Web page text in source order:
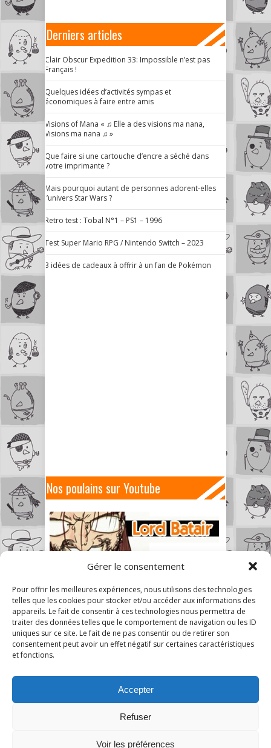
Gérer le consentement
Pour offrir les meilleures expériences, nous utilisons des technologies
telles que les cookies pour stocker et/ou accéder aux informations des
appareils. Le fait de consentir à ces technologies nous permettra de
traiter des données telles que le comportement de navigation ou les ID
uniques sur ce site. Le fait de ne pas consentir ou de retirer son
consentement peut avoir un effet négatif sur certaines caractéristiques
et fonctions.
Accepter
Refuser
Voir les préférences
Derniers articles
Clair Obscur Expedition 33: Impossible n’est pas
Français !
Quelques idées d’activités sympas et
économiques à faire entre amis
Visions of Mana « ♫ Elle a des visions ma nana,
Visions ma nana ♫ »
Que faire si une cartouche d’encre a séché dans
votre imprimante ?
Mais pourquoi autant de personnes adorent-elles
l’univers Star Wars ?
Retro test : Tobal N°1 – PS1 – 1996
Test Super Mario RPG / Nintendo Switch – 2023
3 idées de cadeaux à offrir à un fan de Pokémon
Nos poulains sur Youtube